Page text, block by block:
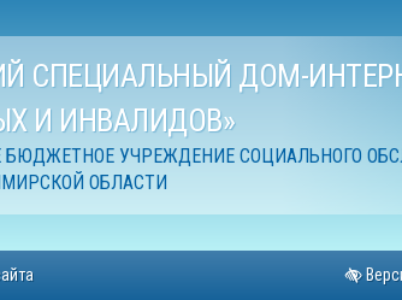
СПЕЦИАЛЬНЫЙ ДОМ-
И ИНВАЛИДОВ»
БЮДЖЕТНОЕ УЧРЕЖДЕНИЕ СОЦИАЛЬНОГО
ОБЛАСТИ